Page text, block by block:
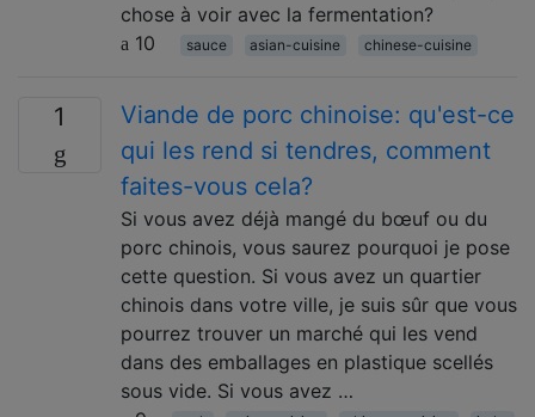
chose à voir avec la fermentation?
10
sauce asian-cuisine chinese-cuisine
1
Viande de porc chinoise: qu'est-ce
qui les rend si tendres, comment
faites-vous cela?
Si vous avez déjà mangé du bœuf ou du
porc chinois, vous saurez pourquoi je pose
cette question. Si vous avez un quartier
chinois dans votre ville, je suis sûr que vous
pourrez trouver un marché qui les vend
dans des emballages en plastique scellés
sous vide. Si vous avez …